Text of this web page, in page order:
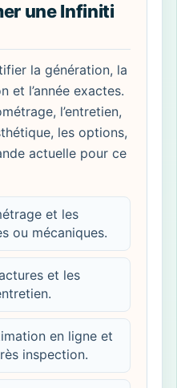
une Infiniti
la génération, la
et l’année exactes.
l’entretien,
les options,
actuelle pour ce
et les
ou mécaniques.
et les
en ligne et
inspection.